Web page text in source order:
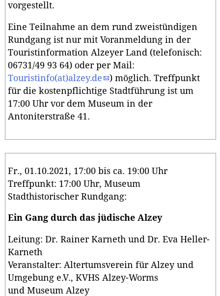
vorgestellt.
Eine Teilnahme an dem rund zweistündigen
Rundgang ist nur mit Voranmeldung in der
Touristinformation Alzeyer Land (telefonisch:
06731/49 93 64) oder per Mail:
Touristinfo(at)alzey.de
) möglich. Treffpunkt
für die kostenpflichtige Stadtführung ist um
17:00 Uhr vor dem Museum in der
Antoniterstraße 41.
Fr., 01.10.2021, 17:00 bis ca. 19:00 Uhr
Treffpunkt: 17:00 Uhr, Museum
Stadthistorischer Rundgang:
Ein Gang durch das jüdische Alzey
Leitung: Dr. Rainer Karneth und Dr. Eva Heller-
Karneth
Veranstalter: Altertumsverein für Alzey und
Umgebung e.V., KVHS Alzey-Worms
und Museum Alzey